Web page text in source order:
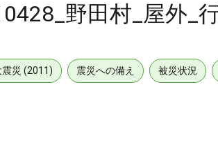
野田村_屋外_
災 (2011) 震災への備え 被災状況